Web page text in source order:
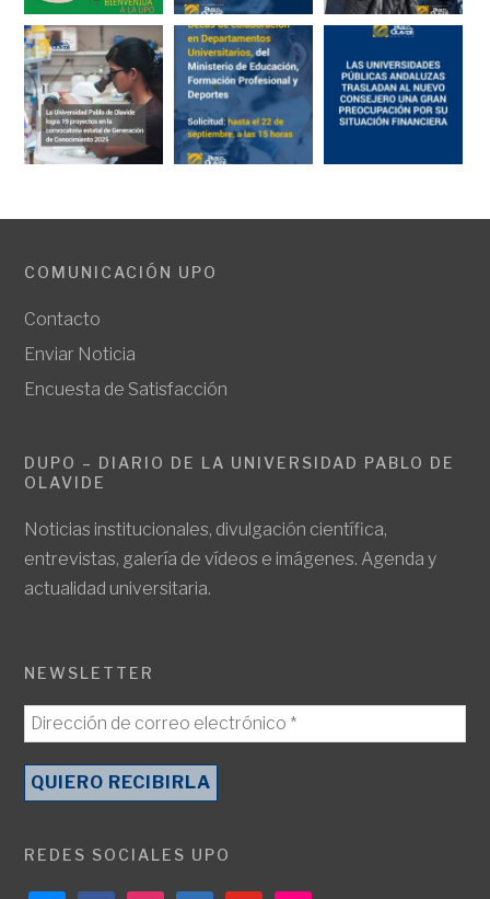
COMUNICACIÓN UPO
Contacto
Enviar Noticia
Encuesta de Satisfacción
DUPO – DIARIO DE LA UNIVERSIDAD PABLO DE
OLAVIDE
Noticias institucionales, divulgación científica,
entrevistas, galería de vídeos e imágenes. Agenda y
actualidad universitaria.
NEWSLETTER
REDES SOCIALES UPO